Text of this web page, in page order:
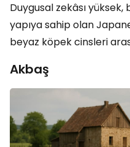
Duygusal zekâsı
yapıya sahip olan
beyaz köpek cinsleri
Akbaş